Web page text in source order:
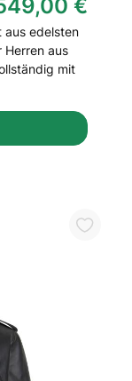
€
aus edelsten
Herren aus
mit